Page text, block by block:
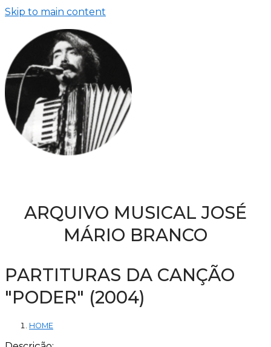
Skip to main content
ARQUIVO MUSICAL JOSÉ
MÁRIO BRANCO
PARTITURAS DA CANÇÃO
"PODER" (2004)
HOME